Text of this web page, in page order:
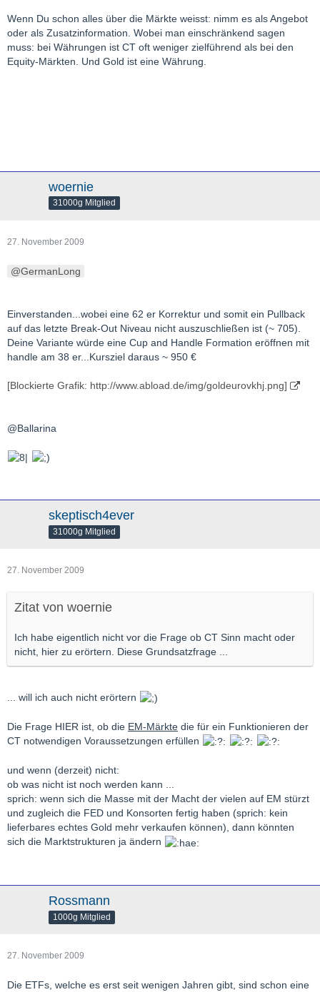
Wenn Du schon alles über die Märkte weisst: nimm es als Angebot
oder als Zusatzinformation. Wobei man einschränkend sagen
muss: bei Währungen ist CT oft weniger zielführend als bei den
Equity-Märkten. Und Gold ist eine Währung.
woernie
31000g Mitglied
27. November 2009
GermanLong
Einverstanden...wobei eine 62 er Korrektur und somit ein Pullback
auf das letzte Break-Out Niveau nicht auszuschließen ist (~ 705).
Deine Variante würde eine Cup and Handle Formation eröffnen mit
handle am 38 er...Kursziel daraus ~ 950 €
[Blockierte Grafik: http://www.abload.de/img/goldeurovkhj.png]
@Ballarina
skeptisch4ever
31000g Mitglied
27. November 2009
Zitat von woernie
Ich habe eigentlich nicht vor die Frage ob CT Sinn macht oder
nicht, hier zu erörtern. Diese Grundsatzfrage ...
... will ich auch nicht erörtern
Die Frage HIER ist, ob die EM-Märkte die für ein Funktionieren der
CT notwendigen Voraussetzungen erfüllen
und wenn (derzeit) nicht:
ob was nicht ist noch werden kann ...
sprich: wenn sich die Masse mit der Macht der vielen auf EM stürzt
und zugleich die FED und Konsorten fertig haben (sprich: kein
lieferbares echtes Gold mehr verkaufen können), dann könnten
sich die Marktstrukturen ja ändern
Rossmann
1000g Mitglied
27. November 2009
Die ETFs, welche es erst seit wenigen Jahren gibt, sind schon eine